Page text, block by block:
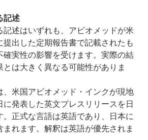
記述
記述はいずれも、アビオメッドが米
提出した定期報告書で記載されたも
確実性の影響を受けます。実際の結
は大きく異なる可能性がありま
、米国アビオメッド・インクが現地
に発表した英文プレスリリースを日
。正式な言語は英語であり、日本に
れます。解釈は英語が優先されま